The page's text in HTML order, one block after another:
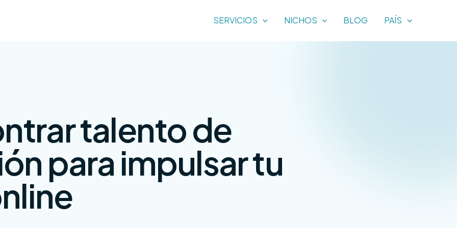
SERVICIOS NICHOS BLOG PAÍS
talento de
para impulsar tu